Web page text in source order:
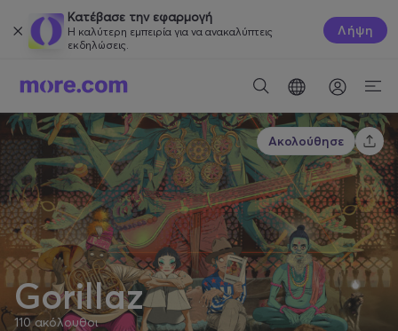
Κατέβασε την εφαρμογή
Η καλύτερη εμπειρία για να ανακαλύπτεις
εκδηλώσεις.
Λήψη
Gorillaz
110 ακόλουθοι
Ακολούθησε